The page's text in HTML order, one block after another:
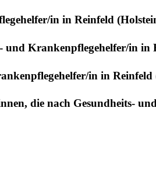
in in Reinfeld
und Krankenpflegehelfer/in in
in in Reinfeld
die nach Gesundheits-